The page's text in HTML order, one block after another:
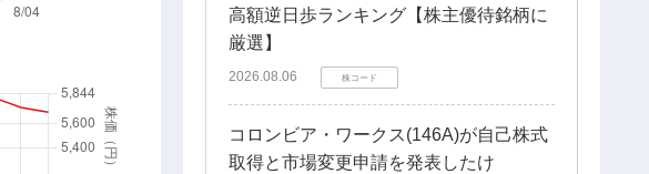
高額逆日歩ランキング【株主優待銘柄に
厳選】
2026.08.06 株コード
コロンビア・ワークス(146A)が自己株式
取得と市場変更申請を発表したけ